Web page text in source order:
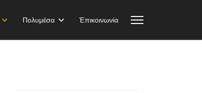
Πολυμέσα Ἐπικοινωνία